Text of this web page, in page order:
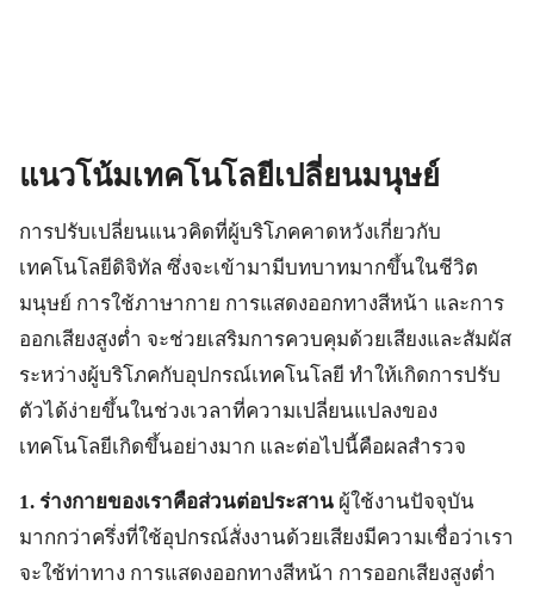
แนวโน้มเทคโนโลยีเปลี่ยนมนุษย์
การปรับเปลี่ยนแนวคิดที่ผู้บริโภคคาดหวังเกี่ยวกับ
เทคโนโลยีดิจิทัล ซึ่งจะเข้ามามีบทบาทมากขึ้นในชีวิต
มนุษย์ การใช้ภาษากาย การแสดงออกทางสีหน้า และการ
ออกเสียงสูงต่ำ จะช่วยเสริมการควบคุมด้วยเสียงและสัมผัส
ระหว่างผู้บริโภคกับอุปกรณ์เทคโนโลยี ทำให้เกิดการปรับ
ตัวได้ง่ายขึ้นในช่วงเวลาที่ความเปลี่ยนแปลงของ
เทคโนโลยีเกิดขึ้นอย่างมาก และต่อไปนี้คือผลสำรวจ
1. ร่างกายของเราคือส่วนต่อประสาน ผู้ใช้งานปัจจุบัน
มากกว่าครึ่งที่ใช้อุปกรณ์สั่งงานด้วยเสียงมีความเชื่อว่าเรา
จะใช้ท่าทาง การแสดงออกทางสีหน้า การออกเสียงสูงต่ำ